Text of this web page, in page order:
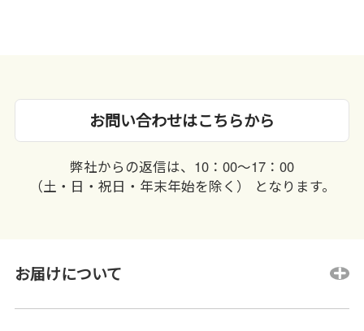
お問い合わせはこちらから
弊社からの返信は、10：00〜17：00
（土・日・祝日・年末年始を除く） となります。
お届けについて